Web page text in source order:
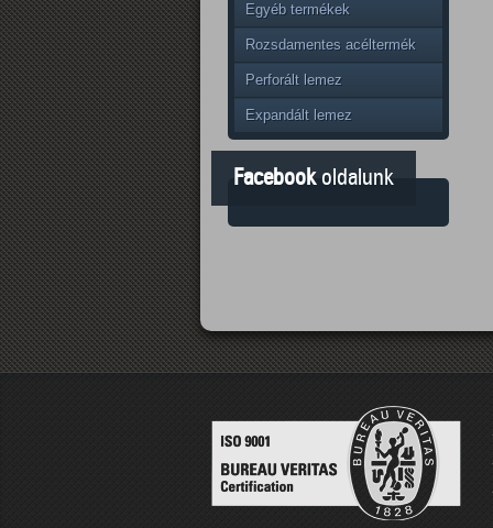
Egyéb termékek
Rozsdamentes acéltermék
Perforált lemez
Expandált lemez
Facebookoldalunk